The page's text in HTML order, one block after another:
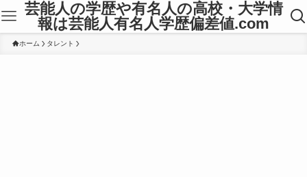
芸能人の学歴や有名人の高校・大学情
報は芸能人有名人学歴偏差値.com
ホーム タレント